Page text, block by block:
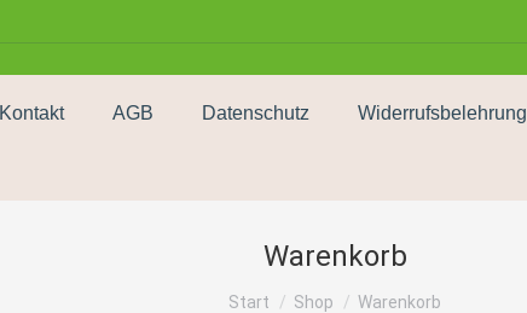
Kontakt AGB Datenschutz Widerrufsbelehrung
Warenkorb
Sie befinden sich hier:
Start Shop Warenkorb